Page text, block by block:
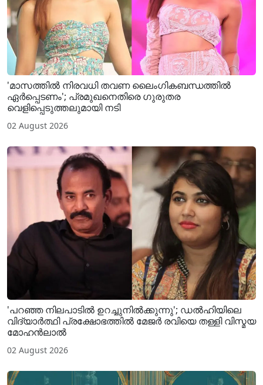
'മാസത്തിൽ നിരവധി തവണ ലൈം​ഗികബന്ധത്തിൽ
ഏർപ്പെടണം'; പ്രമുഖനെതിരെ ​ഗുരുതര
വെളിപ്പെടുത്തലുമായി നടി
02 August 2026
'പറഞ്ഞ നിലപാടിൽ ഉറച്ചുനിൽക്കുന്നു'; ഡൽഹിയിലെ
വിദ്യാർത്ഥി പ്രക്ഷോഭത്തിൽ മേജർ രവിയെ തള്ളി വിസ്മയ
മോഹൻലാൽ
02 August 2026